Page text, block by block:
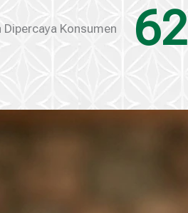
Dipercaya Konsumen 62